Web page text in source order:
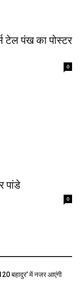
टेल पंख का पोस्टर
0
पांडे
0
बहादुर’ में नजर आएंगी